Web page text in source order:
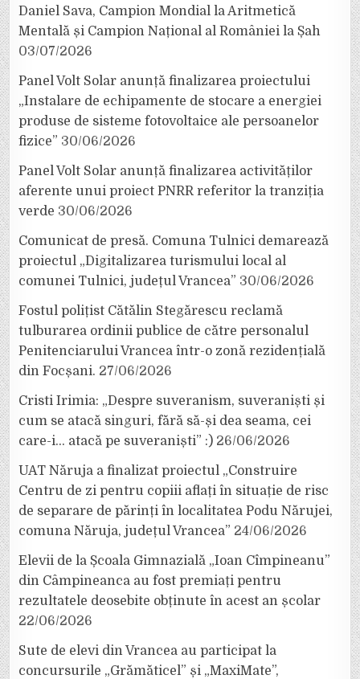
Daniel Sava, Campion Mondial la Aritmetică
Mentală și Campion Național al României la Șah
03/07/2026
Panel Volt Solar anunță finalizarea proiectului
„Instalare de echipamente de stocare a energiei
produse de sisteme fotovoltaice ale persoanelor
fizice” 30/06/2026
Panel Volt Solar anunță finalizarea activităților
aferente unui proiect PNRR referitor la tranziția
verde 30/06/2026
Comunicat de presă. Comuna Tulnici demarează
proiectul „Digitalizarea turismului local al
comunei Tulnici, județul Vrancea” 30/06/2026
Fostul polițist Cătălin Stegărescu reclamă
tulburarea ordinii publice de către personalul
Penitenciarului Vrancea într-o zonă rezidențială
din Focșani. 27/06/2026
Cristi Irimia: „Despre suveranism, suveraniști și
cum se atacă singuri, fără să-și dea seama, cei
care-i… atacă pe suveraniști” :) 26/06/2026
UAT Năruja a finalizat proiectul „Construire
Centru de zi pentru copiii aflați în situație de risc
de separare de părinți în localitatea Podu Nărujei,
comuna Năruja, județul Vrancea” 24/06/2026
Elevii de la Școala Gimnazială „Ioan Cîmpineanu”
din Câmpineanca au fost premiați pentru
rezultatele deosebite obținute în acest an școlar
22/06/2026
Sute de elevi din Vrancea au participat la
concursurile „Grămăticel” și „MaxiMate”,